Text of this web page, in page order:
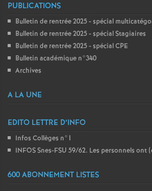
PUBLICATIONS
Bulletin de rentrée 2025 - spécial
Bulletin de rentrée 2025 - spécial Stagiaires
Bulletin de rentrée 2025 - spécial CPE
Bulletin académique n°340
Archives
A LA UNE
EDITO LETTRE D’INFO
Infos Collèges n°1
INFOS Snes-FSU 59/62. Les personnels ont
600 ABONNEMENT LISTES